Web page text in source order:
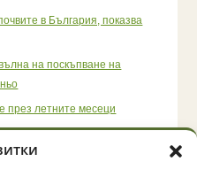
в България, показва
на поскъпване на
през летните месеци